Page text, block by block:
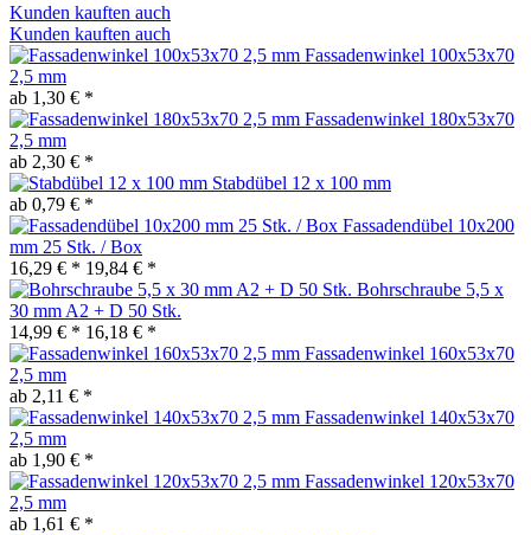
Kunden kauften auch
Kunden kauften auch
Fassadenwinkel 100x53x70
2,5 mm
ab 1,30 € *
Fassadenwinkel 180x53x70
2,5 mm
ab 2,30 € *
Stabdübel 12 x 100 mm
ab 0,79 € *
Fassadendübel 10x200
mm 25 Stk. / Box
16,29 € * 19,84 € *
Bohrschraube 5,5 x
30 mm A2 + D 50 Stk.
14,99 € * 16,18 € *
Fassadenwinkel 160x53x70
2,5 mm
ab 2,11 € *
Fassadenwinkel 140x53x70
2,5 mm
ab 1,90 € *
Fassadenwinkel 120x53x70
2,5 mm
ab 1,61 € *